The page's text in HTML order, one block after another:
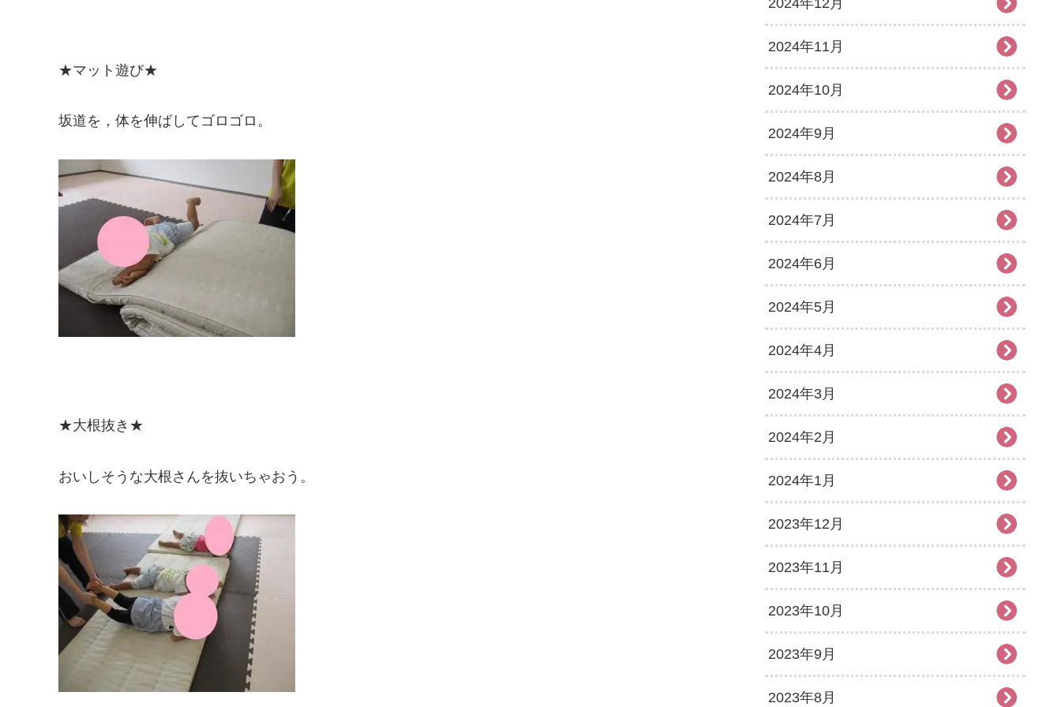
★マット遊び★
坂道を，体を伸ばしてゴロゴロ。
★大根抜き★
おいしそうな大根さんを抜いちゃおう。
2024年12月
2024年11月
2024年10月
2024年9月
2024年8月
2024年7月
2024年6月
2024年5月
2024年4月
2024年3月
2024年2月
2024年1月
2023年12月
2023年11月
2023年10月
2023年9月
2023年8月